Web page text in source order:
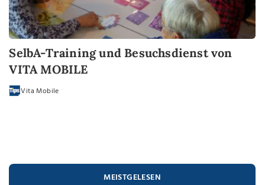
SelbA-Training und Besuchsdienst von
VITA MOBILE
Vita Mobile
MEISTGELESEN